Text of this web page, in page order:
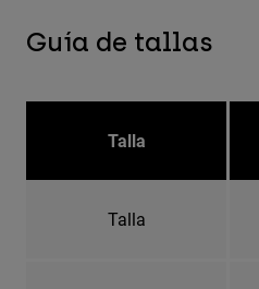
Guía de tallas
Talla
Talla